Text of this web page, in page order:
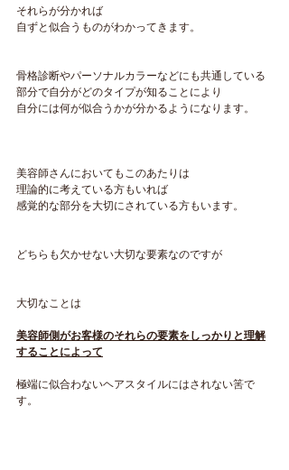
それらが分かれば
自ずと似合うものがわかってきます。
骨格診断やパーソナルカラーなどにも共通している
部分で自分がどのタイプが知ることにより
自分には何が似合うかが分かるようになります。
美容師さんにおいてもこのあたりは
理論的に考えている方もいれば
感覚的な部分を大切にされている方もいます。
どちらも欠かせない大切な要素なのですが
大切なことは
美容師側がお客様のそれらの要素をしっかりと理解
することによって
極端に似合わないヘアスタイルにはされない筈で
す。